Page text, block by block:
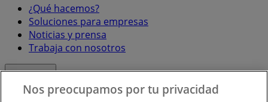
¿Qué hacemos?
Soluciones para empresas
Noticias y prensa
Trabaja con nosotros
Nos preocupamos por tu privacidad